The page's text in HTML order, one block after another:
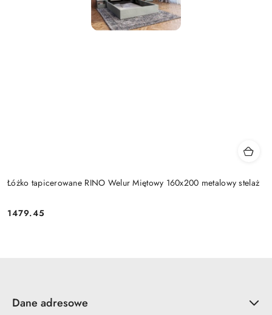
Łóżko tapicerowane RINO Welur Miętowy 160x200 metalowy stelaż
Cena:
1479.45
Dane adresowe